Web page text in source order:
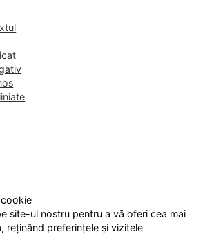
site-ul nostru pentru a vă oferi cea mai
reținând preferințele și vizitele